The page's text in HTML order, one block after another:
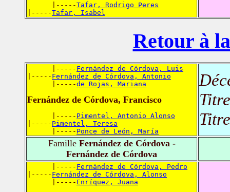
      |-----
Tafar, Rodrigo Peres
|-----Tafar, Isabel
Retour à
      |-----
Fernández de Córdova, Luis
|----- Fernández de Córdova, Antonio
      |-----
de Rojas, Mariana
Fernández de Córdova, Francisco
      |-----
Pimentel, Antonio Alonso
|----- Pimentel, Teresa
      |-----
Ponce de León, María
FamilleFernández de Córdova -
Fernández de Córdova
      |-----
Fernández de Córdova, Pedro
|----- Fernández de Córdova, Alonso
      |-----
Enríquez, Juana